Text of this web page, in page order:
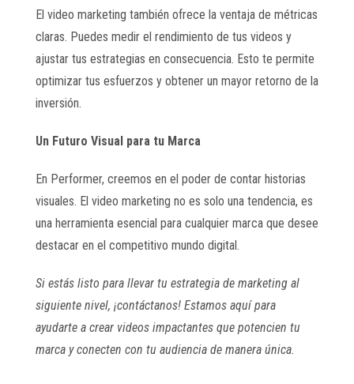
El video marketing también ofrece la ventaja de métricas
claras. Puedes medir el rendimiento de tus videos y
ajustar tus estrategias en consecuencia. Esto te permite
optimizar tus esfuerzos y obtener un mayor retorno de la
inversión.
Un Futuro Visual para tu Marca
En Performer, creemos en el poder de contar historias
visuales. El video marketing no es solo una tendencia, es
una herramienta esencial para cualquier marca que desee
destacar en el competitivo mundo digital.
Si estás listo para llevar tu estrategia de marketing al
siguiente nivel, ¡contáctanos! Estamos aquí para
ayudarte a crear videos impactantes que potencien tu
marca y conecten con tu audiencia de manera única.